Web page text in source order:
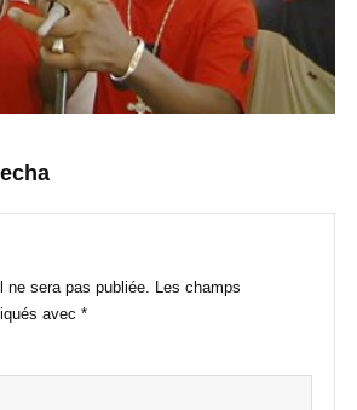
ne sera pas publiée. Les champs
avec *